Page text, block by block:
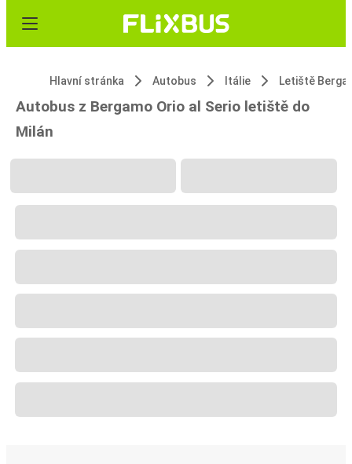
Hlavní stránka Autobus Itálie
Autobus z Bergamo Orio al Serio letiště do
Milán